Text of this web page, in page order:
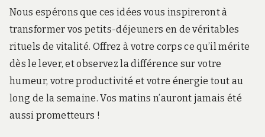
Nous espérons que ces idées vous inspireront à
transformer vos petits-déjeuners en de véritables
rituels de vitalité. Offrez à votre corps ce qu’il mérite
dès le lever, et observez la différence sur votre
humeur, votre productivité et votre énergie tout au
long de la semaine. Vos matins n’auront jamais été
aussi prometteurs !